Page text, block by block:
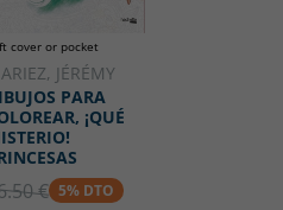
cover or pocket
JÉRÉMY
PARA
¡QUÉ
€ 5% DTO